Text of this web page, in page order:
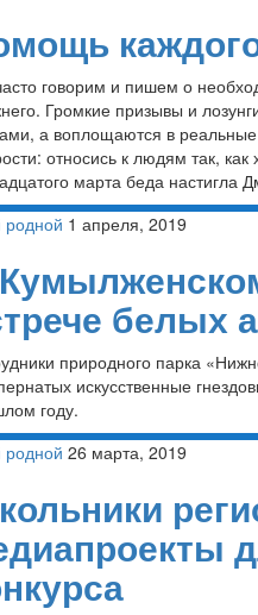
говорим и пишем о
Громкие призывы и
а воплощаются в
относись к людям так,
марта беда настигла
родной 1 апреля, 2019
белых
природного парка
искусственные
году.
родной 26 марта, 2019